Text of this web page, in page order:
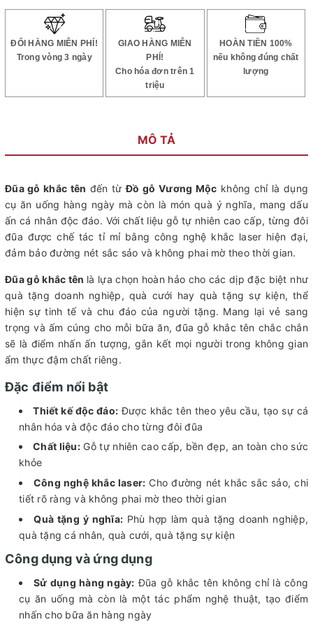
ĐỔI HÀNG MIỄN PHÍ!
Trong vòng 3 ngày
GIAO HÀNG MIỄN
PHÍ!
Cho hóa đơn trên 1
triệu
HOÀN TIỀN 100%
nếu không đúng chất
lượng
MÔ TẢ
Đũa gỗ khắc tên đến từĐồ gỗ Vương Mộc không chỉ là dụng
cụ ăn uống hàng ngày mà còn là món quà ý nghĩa, mang dấu
ấn cá nhân độc đáo. Với chất liệu gỗ tự nhiên cao cấp, từng đôi
đũa được chế tác tỉ mỉ bằng công nghệ khắc laser hiện đại,
đảm bảo đường nét sắc sảo và không phai mờ theo thời gian.
Đũa gỗ khắc tên là lựa chọn hoàn hảo cho các dịp đặc biệt như
quà tặng doanh nghiệp, quà cưới hay quà tặng sự kiện, thể
hiện sự tinh tế và chu đáo của người tặng. Mang lại vẻ sang
trọng và ấm cúng cho mỗi bữa ăn, đũa gỗ khắc tên chắc chắn
sẽ là điểm nhấn ấn tượng, gắn kết mọi người trong không gian
ẩm thực đậm chất riêng.
Đặc điểm nổi bật
Thiết kế độc đáo: Được khắc tên theo yêu cầu, tạo sự cá
nhân hóa và độc đáo cho từng đôi đũa
Chất liệu:Gỗ tự nhiên cao cấp, bền đẹp, an toàn cho sức
khỏe
Công nghệ khắc laser: Cho đường nét khắc sắc sảo, chi
tiết rõ ràng và không phai mờ theo thời gian
Quà tặng ý nghĩa: Phù hợp làm quà tặng doanh nghiệp,
quà tặng cá nhân, quà cưới, quà tặng sự kiện
Công dụng và ứng dụng
Sử dụng hàng ngày: Đũa gỗ khắc tên không chỉ là công
cụ ăn uống mà còn là một tác phẩm nghệ thuật, tạo điểm
nhấn cho bữa ăn hàng ngày